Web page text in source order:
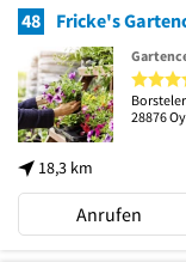
48 Fricke's
18,3 km
28876
Anrufen